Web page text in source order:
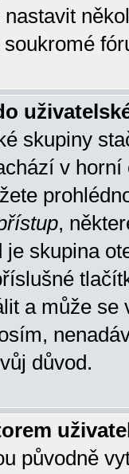
skupiny
v horní
,
skupina
a může se
důvod.
původně